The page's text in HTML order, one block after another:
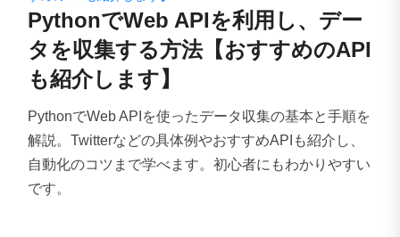
PythonでWeb APIを利用し、デー
タを収集する方法【おすすめのAPI
も紹介します】
PythonでWeb APIを使ったデータ収集の基本と手順を
解説。Twitterなどの具体例やおすすめAPIも紹介し、
自動化のコツまで学べます。初心者にもわかりやすい
です。